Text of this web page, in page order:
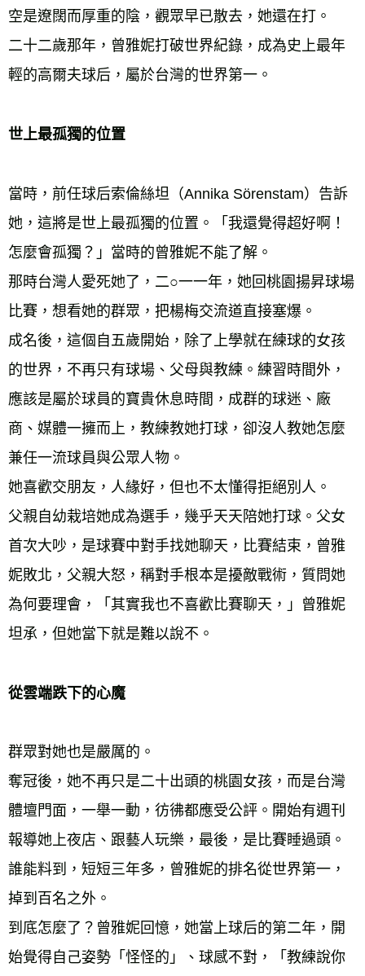
空是遼闊而厚重的陰，觀眾早已散去，她還在打。
二十二歲那年，曾雅妮打破世界紀錄，成為史上最年
輕的高爾夫球后，屬於台灣的世界第一。
世上最孤獨的位置
當時，前任球后索倫絲坦（Annika Sörenstam）告訴
她，這將是世上最孤獨的位置。「我還覺得超好啊！
怎麼會孤獨？」當時的曾雅妮不能了解。
那時台灣人愛死她了，二○一一年，她回桃園揚昇球場
比賽，想看她的群眾，把楊梅交流道直接塞爆。
成名後，這個自五歲開始，除了上學就在練球的女孩
的世界，不再只有球場、父母與教練。練習時間外，
應該是屬於球員的寶貴休息時間，成群的球迷、廠
商、媒體一擁而上，教練教她打球，卻沒人教她怎麼
兼任一流球員與公眾人物。
她喜歡交朋友，人緣好，但也不太懂得拒絕別人。
父親自幼栽培她成為選手，幾乎天天陪她打球。父女
首次大吵，是球賽中對手找她聊天，比賽結束，曾雅
妮敗北，父親大怒，稱對手根本是擾敵戰術，質問她
為何要理會，「其實我也不喜歡比賽聊天，」曾雅妮
坦承，但她當下就是難以說不。
從雲端跌下的心魔
群眾對她也是嚴厲的。
奪冠後，她不再只是二十出頭的桃園女孩，而是台灣
體壇門面，一舉一動，彷彿都應受公評。開始有週刊
報導她上夜店、跟藝人玩樂，最後，是比賽睡過頭。
誰能料到，短短三年多，曾雅妮的排名從世界第一，
掉到百名之外。
到底怎麼了？曾雅妮回憶，她當上球后的第二年，開
始覺得自己姿勢「怪怪的」、球感不對，「教練說你